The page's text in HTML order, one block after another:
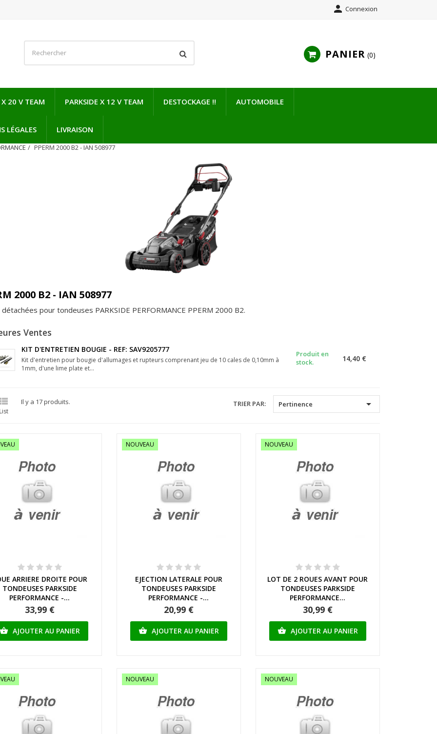
 Connexion
PANIER 0
X 20 V TEAM PARKSIDE X 12 V TEAM DESTOCKAGE !! AUTOMOBILE
LÉGALES LIVRAISON
PPERM 2000 B2 - IAN 508977
2000 B2 - IAN 508977
pour tondeuses PARKSIDE PERFORMANCE PPERM 2000 B2.
Ventes
KIT D'ENTRETIEN BOUGIE - REF: SAV9205777
Kit d'entretien pour bougie d'allumages et rupteurs comprenant jeu de 10 cales de 0,10mm à
1mm, d'une lime plate et...
Produit en
stock.
14,40 €

List
Il y a 17 produits. TRIER PAR: Pertinence 
Aperçu rapide
ARRIERE DROITE POUR
TONDEUSES PARKSIDE
PERFORMANCE -...
33,99 €
 AJOUTER AU PANIER
NOUVEAU
Aperçu rapide
EJECTION LATERALE POUR
TONDEUSES PARKSIDE
PERFORMANCE -...
20,99 €
 AJOUTER AU PANIER
NOUVEAU
Aperçu rapide
LOT DE 2 ROUES AVANT POUR
TONDEUSES PARKSIDE
PERFORMANCE...
30,99 €
 AJOUTER AU PANIER
NOUVEAU NOUVEAU